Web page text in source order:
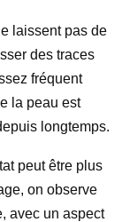
laissent pas de
des traces
fréquent
la peau est
longtemps.
peut être plus
on observe
avec un aspect